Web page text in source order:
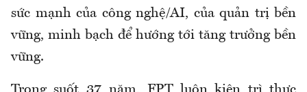
sức mạnh của công nghệ/AI, của quản trị bền
vững, minh bạch để hướng tới tăng trưởng bền
vững.